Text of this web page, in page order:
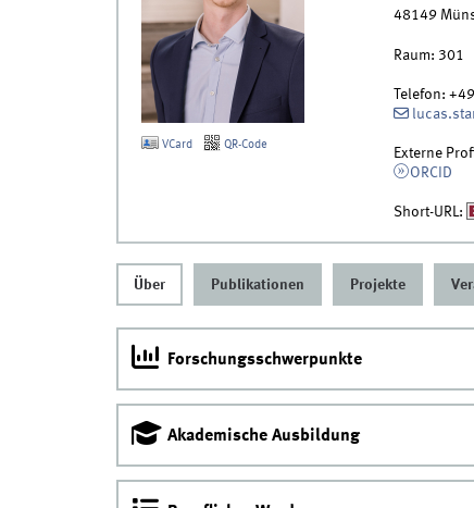
VCard QR-Code
48149
Raum: 301
Telefon:
Externe
ORCID
Short-URL:
Über Publikationen Projekte
Forschungsschwerpunkte
Akademische Ausbildung